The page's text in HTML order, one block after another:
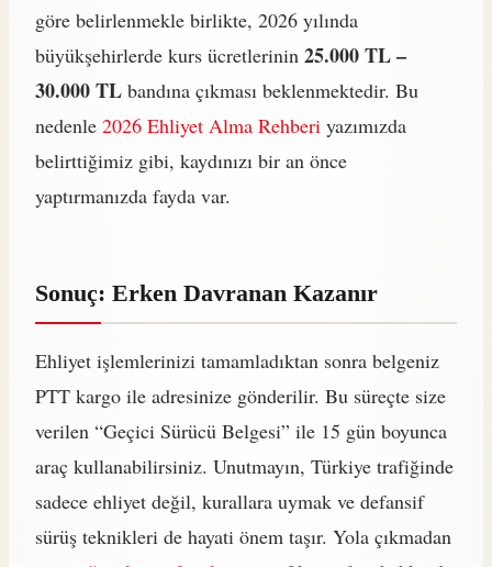
göre belirlenmekle birlikte, 2026 yılında
büyükşehirlerde kurs ücretlerinin 25.000 TL –
30.000 TL bandına çıkması beklenmektedir. Bu
nedenle 2026 Ehliyet Alma Rehberi yazımızda
belirttiğimiz gibi, kaydınızı bir an önce
yaptırmanızda fayda var.
Sonuç: Erken Davranan Kazanır
Ehliyet işlemlerinizi tamamladıktan sonra belgeniz
PTT kargo ile adresinize gönderilir. Bu süreçte size
verilen “Geçici Sürücü Belgesi” ile 15 gün boyunca
araç kullanabilirsiniz. Unutmayın, Türkiye trafiğinde
sadece ehliyet değil, kurallara uymak ve defansif
sürüş teknikleri de hayati önem taşır. Yola çıkmadan